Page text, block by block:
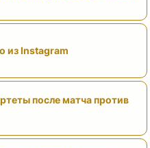
из Instagram
после матча против